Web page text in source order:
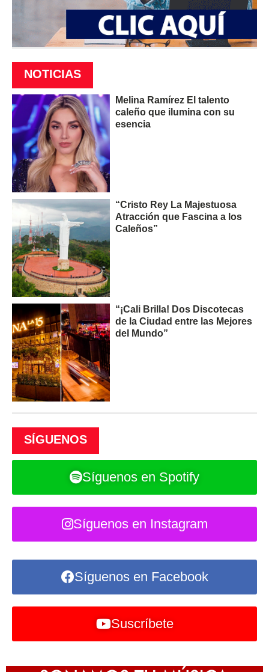
NOTICIAS
Melina Ramírez El talento
caleño que ilumina con su
esencia
“Cristo Rey La Majestuosa
Atracción que Fascina a los
Caleños”
“¡Cali Brilla! Dos Discotecas
de la Ciudad entre las Mejores
del Mundo”
SÍGUENOS
Síguenos en Spotify
Síguenos en Instagram
Síguenos en Facebook
Suscríbete